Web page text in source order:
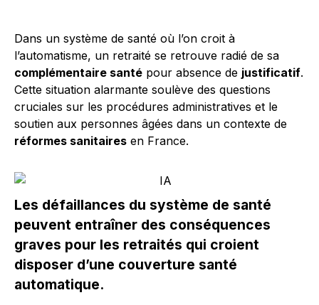
Dans un système de santé où l’on croit à
l’automatisme, un retraité se retrouve radié de sa
complémentaire santé pour absence de justificatif.
Cette situation alarmante soulève des questions
cruciales sur les procédures administratives et le
soutien aux personnes âgées dans un contexte de
réformes sanitaires en France.
Les défaillances du système de santé
peuvent entraîner des conséquences
graves pour les retraités qui croient
disposer d’une couverture santé
automatique.